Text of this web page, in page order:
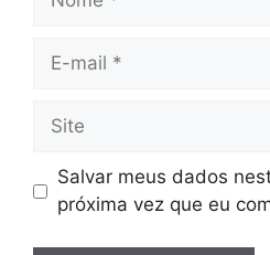
Site
Salvar meus dados
próxima vez que eu